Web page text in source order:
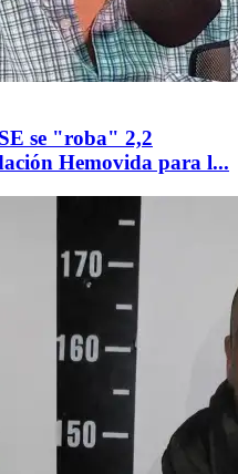
se "roba" 2,2
Hemovida para l...